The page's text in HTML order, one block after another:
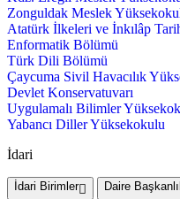
Zonguldak Meslek
Atatürk İlkeleri ve İnkılâp
Enformatik Bölümü
Türk Dili Bölümü
Çaycuma Sivil Havacılık
Devlet Konservatuvarı
Uygulamalı Bilimler
Yabancı Diller Yüksekokulu
İdari
İdari Birimler Daire